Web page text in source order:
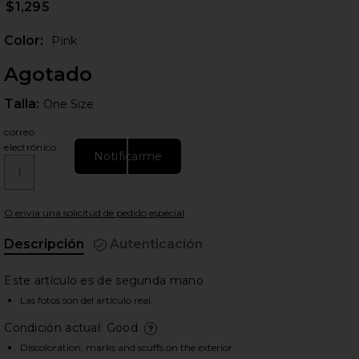
$1,295
Color: Pink
Agotado
Talla: One Size
correo
electrónico
Notificarme
O envía una solicitud de pedido especial
Descripción Autenticación
Este artículo es de segunda mano
Las fotos son del artículo real.
Condición actual: Good
Discoloration, marks and scuffs on the exterior.